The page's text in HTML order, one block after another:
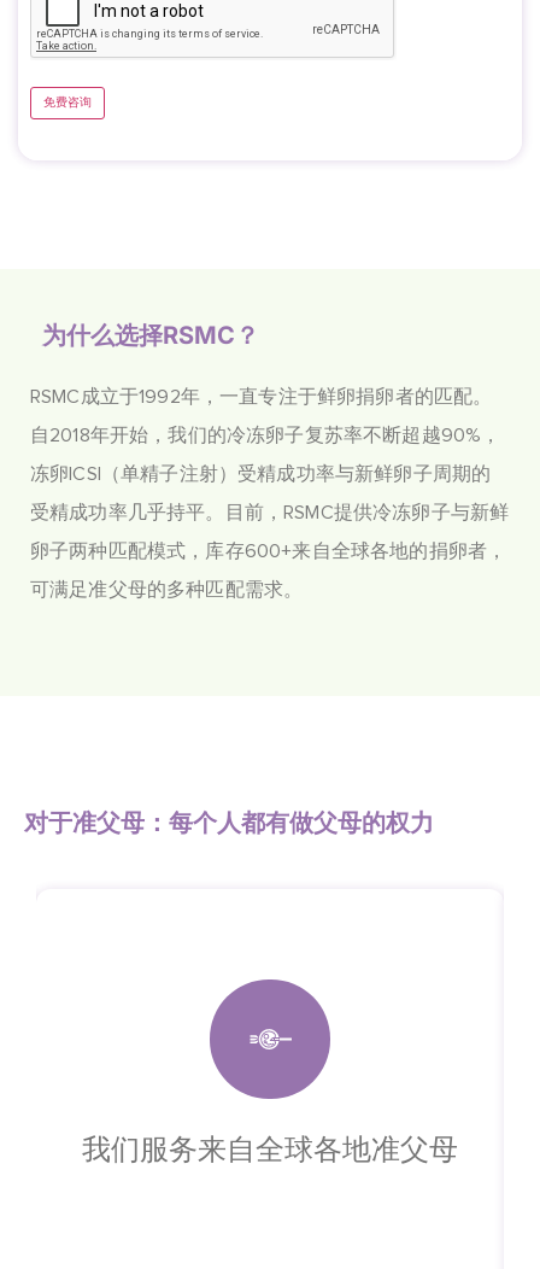
免费咨询
为什么选择RSMC？
RSMC成立于1992年，一直专注于鲜卵捐卵者的匹配。
自2018年开始，我们的冷冻卵子复苏率不断超越90%，
冻卵ICSI（单精子注射）受精成功率与新鲜卵子周期的
受精成功率几乎持平。目前，RSMC提供冷冻卵子与新鲜
卵子两种匹配模式，库存600+来自全球各地的捐卵者，
可满足准父母的多种匹配需求。
对于准父母：每个人都有做父母的权力
我们服务来自全球各地准父母